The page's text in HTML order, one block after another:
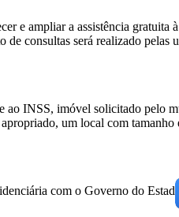
e ampliar a assistência gratuita
consultas será realizado pelas
ao INSS, imóvel solicitado pelo
um local com tamanho
com o Governo do